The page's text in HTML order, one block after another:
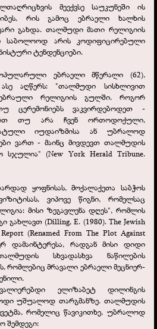
მეექვსე საუკუნეში ის
რის გამოც ებრაელი ხალხის
გახდა. თალმუდი მათი რელიგიის
საბოლოოდ არის კოდიფიცირებული
ტენდენციები.
ებრაელი მწერალი (62),
აღწერს: "თალმუდი სისხლივით
რელიგიის გულში. როგორ
ცერემონიებს ვაკვირდებოდეთ -
თუ არა ჩვენ ორთოდოქული,
იუდაიზმისა ან უბრალოდ
ვართ - მაინც მივდევთ თალმუდის
სჯულია" (New York Herald Tribune.
ყოფნისას, მოქალაქეთა საბჭოს
ვიპოვე წიგნი, რომელსაც
მისი ზეგავლენა დღეს", რომლის
(Dilling, E. (1980). The Jewish
(Renamed From The Plot Against
დამაინტერესა, რადგან მისი დიდი
სხვადასხვა ნაწილების
რომლებიც მრავალი ებრაელი მეცნიერ-
ელიზაბეტ დილინგის
უშუალოდ თარგმანზე. თალმუდის
რომელიც წავიკითხე, უბრალოდ
შემდეგი: